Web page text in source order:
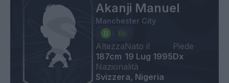
Akanji Manuel
Manchester City
Altezza
187cm
Nato il
19 Lug 1995
Piede
Dx
Nazionalità
Svizzera, Nigeria